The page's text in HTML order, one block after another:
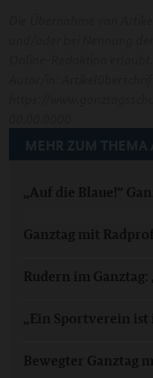
MEHR ZUM THEMA
„Auf die Blaue!“
Ganztag mit
Rudern im
„Ein Sportverein ist
Bewegter Ganztag